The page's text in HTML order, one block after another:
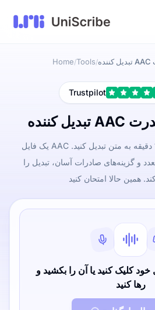
Home/Tools/
Trustpilot
یک فایل AAC یک ساعته را در کمتر از 1 دقیقه به متن تبدیل کنید.
و گزینه‌های صادرات آسان، تبدیل را
خود کلیک کنید یا آن را بکشید و
رها کنید